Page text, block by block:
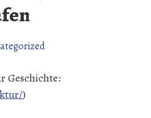
Geschichte:
)